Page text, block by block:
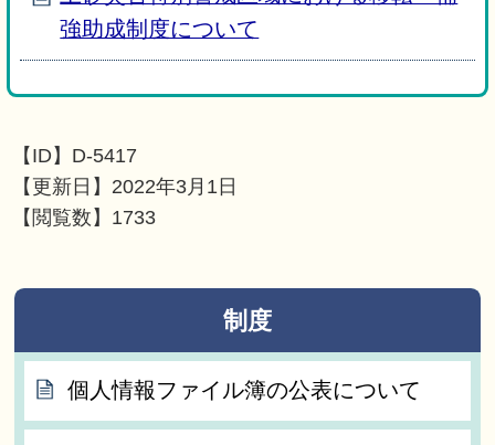
強助成制度について
【ID】 D-5417
【更新日】 2022年3月1日
【閲覧数】 1733
制度
個人情報ファイル簿の公表について